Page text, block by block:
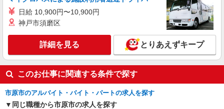
派遣社員
株式会社kotrio /●CB-H-2098792
八幡宿駅｜シニア向け住宅で快適な暮らしのお
手伝い
時給1500円〜2250円 ＜日払い有/週払い有/交
通費全支給(ガソリン代含む)＞
市原市内 ＜八幡宿駅チカ＞
キープ 詳細を見る
日給 10,900円〜10,900円
神戸市須磨区
詳細を見る とりあえずキープ
このお仕事に関連する条件で探す
市原市のアルバイト・バイト・パートの求人を探す
同じ職種から市原市の求人を探す